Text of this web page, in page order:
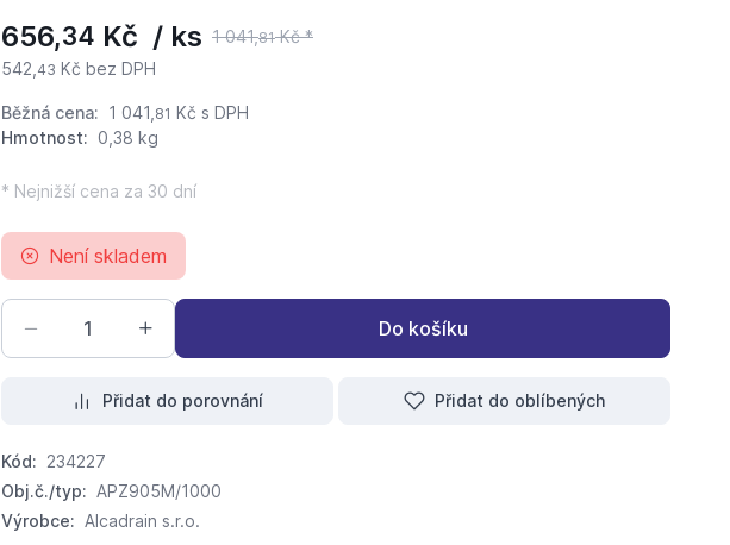
656,34 Kč / ks 1 041,81Kč *
542, 43 Kč bez DPH
Běžná cena: 1 041, 81 Kč s DPH
Hmotnost: 0,38 kg
* Nejnižší cena za 30 dní
Není skladem
Do košíku
Přidat do porovnání Přidat do oblíbených
Kód: 234227
Obj.č./typ: APZ905M/1000
Výrobce: Alcadrain s.r.o.